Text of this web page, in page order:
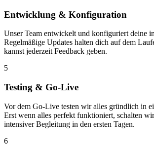
Entwicklung & Konfiguration
Unser Team entwickelt und konfiguriert deine
Regelmäßige Updates halten dich auf dem
kannst jederzeit Feedback geben.
5
Testing & Go-Live
Vor dem Go-Live testen wir alles gründlich in
Erst wenn alles perfekt funktioniert, schalten
intensiver Begleitung in den ersten Tagen.
6